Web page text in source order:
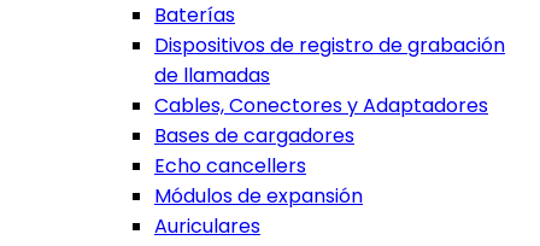
Baterías
Dispositivos de registro de grabación
de llamadas
Cables, Conectores y Adaptadores
Bases de cargadores
Echo cancellers
Módulos de expansión
Auriculares